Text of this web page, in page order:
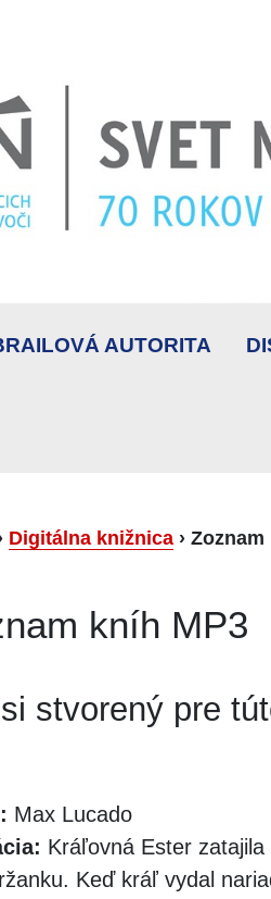
AUTORITA
Digitálna knižnica › Zoznam
kníh MP3
stvorený pre
Max Lucado
Kráľovná Ester
Keď kráľ vydal